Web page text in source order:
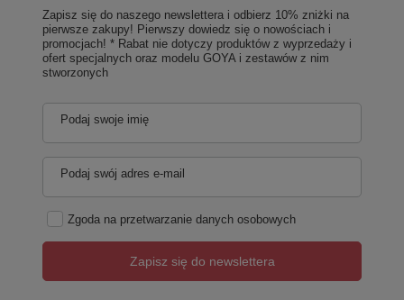
Zapisz się do naszego newslettera i odbierz 10% zniżki na
pierwsze zakupy! Pierwszy dowiedz się o nowościach i
promocjach! * Rabat nie dotyczy produktów z wyprzedaży i
ofert specjalnych oraz modelu GOYA i zestawów z nim
stworzonych
Podaj swoje imię
Podaj swój adres e-mail
Zgoda na przetwarzanie danych osobowych
Zapisz się do newslettera